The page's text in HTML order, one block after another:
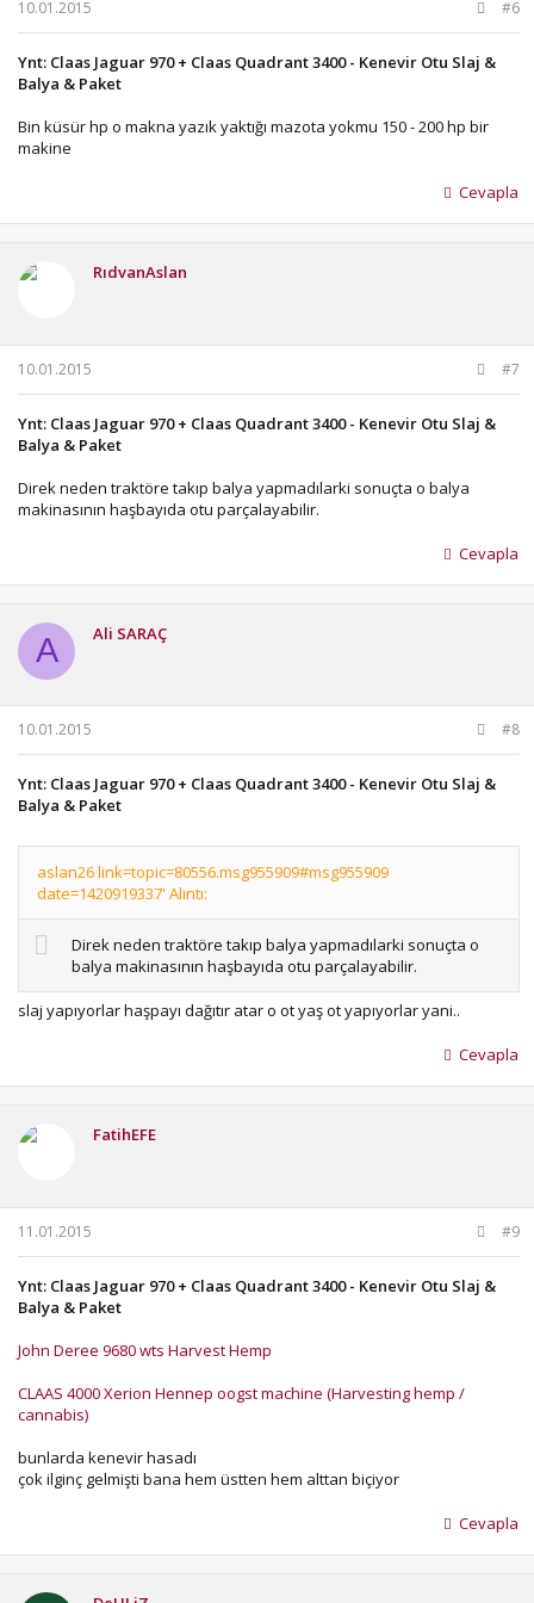
10.01.2015 #6
Ynt: Claas Jaguar 970 + Claas Quadrant 3400 - Kenevir Otu Slaj &
Balya & Paket
Bin küsür hp o makna yazık yaktığı mazota yokmu 150 - 200 hp bir
makine
Cevapla
RıdvanAslan
10.01.2015 #7
Ynt: Claas Jaguar 970 + Claas Quadrant 3400 - Kenevir Otu Slaj &
Balya & Paket
Direk neden traktöre takıp balya yapmadılarki sonuçta o balya
makinasının haşbayıda otu parçalayabilir.
Cevapla
A Ali SARAÇ
10.01.2015 #8
Ynt: Claas Jaguar 970 + Claas Quadrant 3400 - Kenevir Otu Slaj &
Balya & Paket
aslan26 link=topic=80556.msg955909#msg955909
date=1420919337' Alıntı:
Direk neden traktöre takıp balya yapmadılarki sonuçta o
balya makinasının haşbayıda otu parçalayabilir.
slaj yapıyorlar haşpayı dağıtır atar o ot yaş ot yapıyorlar yani..
Cevapla
FatihEFE
11.01.2015 #9
Ynt: Claas Jaguar 970 + Claas Quadrant 3400 - Kenevir Otu Slaj &
Balya & Paket
John Deree 9680 wts Harvest Hemp
CLAAS 4000 Xerion Hennep oogst machine (Harvesting hemp /
cannabis)
bunlarda kenevir hasadı
çok ilginç gelmişti bana hem üstten hem alttan biçiyor
Cevapla